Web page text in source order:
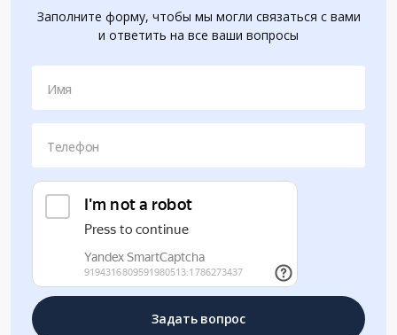
Заполните форму, чтобы мы могли связаться с вами
и ответить на все ваши вопросы
Имя
Телефон
Задать вопрос